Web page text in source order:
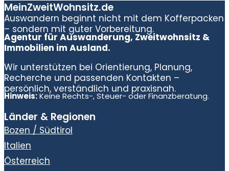
MeinZweitWohnsitz.de
Auswandern beginnt nicht mit dem Kofferpacken
– sondern mit guter Vorbereitung.
Agentur für Auswanderung, Zweitwohnsitz &
Immobilien im Ausland.
Wir unterstützen bei Orientierung, Planung,
Recherche und passenden Kontakten –
persönlich, verständlich und praxisnah.
Hinweis:Keine Rechts-, Steuer- oder Finanzberatung.
Länder & Regionen
Bozen / Südtirol
Italien
Österreich